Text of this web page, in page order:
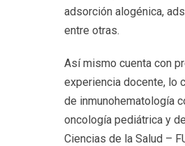
adsorción alogénica,
entre otras.
Así mismo cuenta con
experiencia docente, lo
de inmunohematología
oncología pediátrica y
Ciencias de la Salud –